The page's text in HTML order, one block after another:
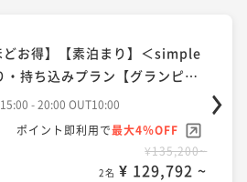
どお得】【素泊まり】＜simple
持ち込みプラン【グランピン
- 20:00 OUT10:00
ポイント即利用で最大4％OFF
¥135,200~
2名 ¥ 129,792 ~